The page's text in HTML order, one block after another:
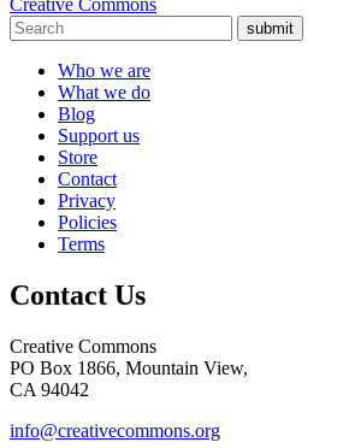
Creative Commons
submit
Who we are
What we do
Blog
Support us
Store
Contact
Privacy
Policies
Terms
Contact Us
Creative Commons
PO Box 1866, Mountain View,
CA 94042
info@creativecommons.org